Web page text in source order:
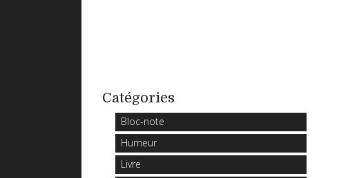
Catégories
Bloc-note
Humeur
Livre